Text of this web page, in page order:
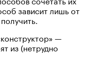
зависит лишь от
—
из (нетрудно